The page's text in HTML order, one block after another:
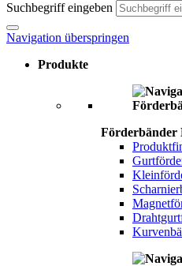
Suchbegriff eingeben
Navigation überspringen
Produkte
Förderbänder